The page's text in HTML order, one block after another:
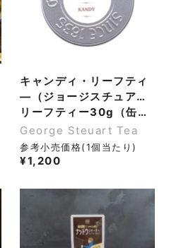
キャンディ・リーフティ
―（ジョージスチュアー
トティ）
リーフティー30g（缶）（３缶セット）
George Steuart Tea
参考小売価格(1個当たり)
¥1,200